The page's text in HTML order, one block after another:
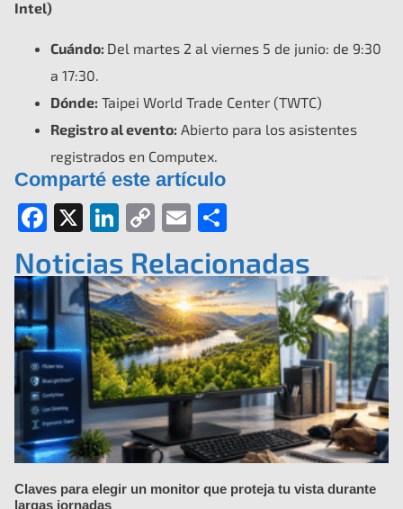
Intel)
Cuándo: Del martes 2 al viernes 5 de junio: de 9:30
a 17:30.
Dónde: Taipei World Trade Center (TWTC)
Registro al evento: Abierto para los asistentes
registrados en Computex.
Comparté este artículo
Facebook
X LinkedIn
Copy
Link
Email
Noticias Relacionadas
Claves para elegir un monitor que proteja tu vista durante
largas jornadas